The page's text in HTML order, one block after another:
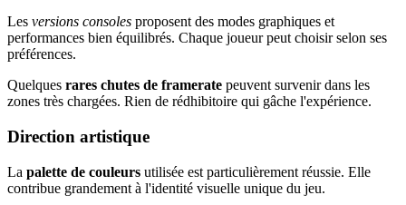
Les versions consoles proposent des modes graphiques et
performances bien équilibrés. Chaque joueur peut choisir selon ses
préférences.
Quelques rares chutes de framerate peuvent survenir dans les
zones très chargées. Rien de rédhibitoire qui gâche l'expérience.
Direction artistique
La palette de couleurs utilisée est particulièrement réussie. Elle
contribue grandement à l'identité visuelle unique du jeu.